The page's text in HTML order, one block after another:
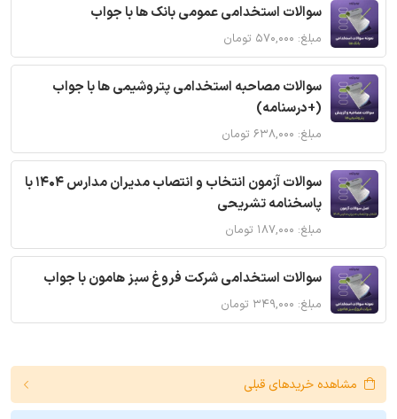
سوالات استخدامی عمومی بانک ها با جواب
مبلغ: ۵۷۰,۰۰۰ تومان
سوالات مصاحبه استخدامی پتروشیمی ها با جواب
(+درسنامه)
مبلغ: ۶۳۸,۰۰۰ تومان
سوالات آزمون انتخاب و انتصاب مدیران مدارس 1404 با
پاسخنامه تشریحی
مبلغ: ۱۸۷,۰۰۰ تومان
سوالات استخدامی شرکت فروغ سبز هامون با جواب
مبلغ: ۳۴۹,۰۰۰ تومان
مشاهده خریدهای قبلی